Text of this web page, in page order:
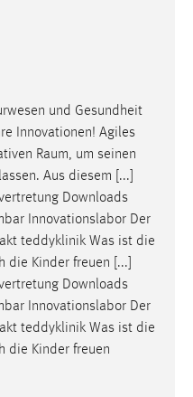
und Gesundheit
Innovationen! Agiles
Raum, um seinen
Aus diesem [...]
Downloads
Innovationslabor Der
teddyklinik Was ist die
die Kinder freuen [...]
Downloads
Innovationslabor Der
teddyklinik Was ist die
die Kinder freuen
anonym.
zu verstehen, wie
nutzen.